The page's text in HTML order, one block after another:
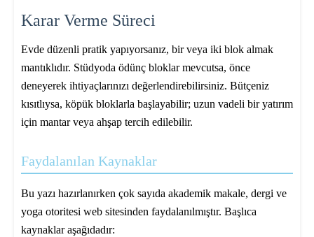
Karar Verme Süreci
Evde düzenli pratik yapıyorsanız, bir veya iki blok almak
mantıklıdır. Stüdyoda ödünç bloklar mevcutsa, önce
deneyerek ihtiyaçlarınızı değerlendirebilirsiniz. Bütçeniz
kısıtlıysa, köpük bloklarla başlayabilir; uzun vadeli bir yatırım
için mantar veya ahşap tercih edilebilir.
Faydalanılan Kaynaklar
Bu yazı hazırlanırken çok sayıda akademik makale, dergi ve
yoga otoritesi web sitesinden faydalanılmıştır. Başlıca
kaynaklar aşağıdadır: